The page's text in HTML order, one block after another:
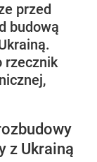
przed
budową
rzecznik
z Ukrainą